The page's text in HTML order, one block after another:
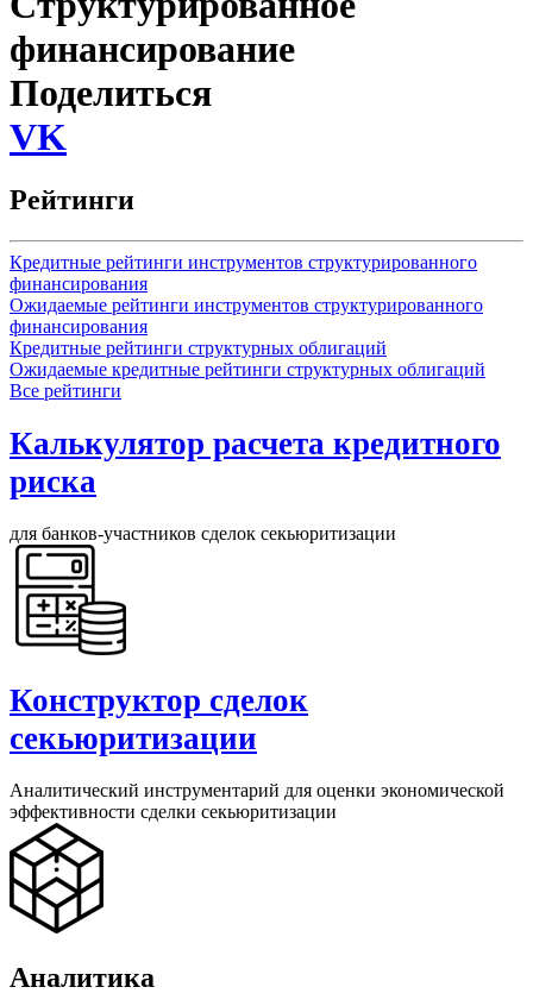
финансирование
Поделиться
VK
Рейтинги
Кредитные рейтинги инструментов структурированного
финансирования
Ожидаемые рейтинги инструментов структурированного
финансирования
Кредитные рейтинги структурных облигаций
Ожидаемые кредитные рейтинги структурных облигаций
Все рейтинги
Калькулятор расчета кредитного
риска
для банков-участников сделок секьюритизации
Конструктор сделок
секьюритизации
Аналитический инструментарий для оценки экономической
эффективности сделки секьюритизации
Аналитика